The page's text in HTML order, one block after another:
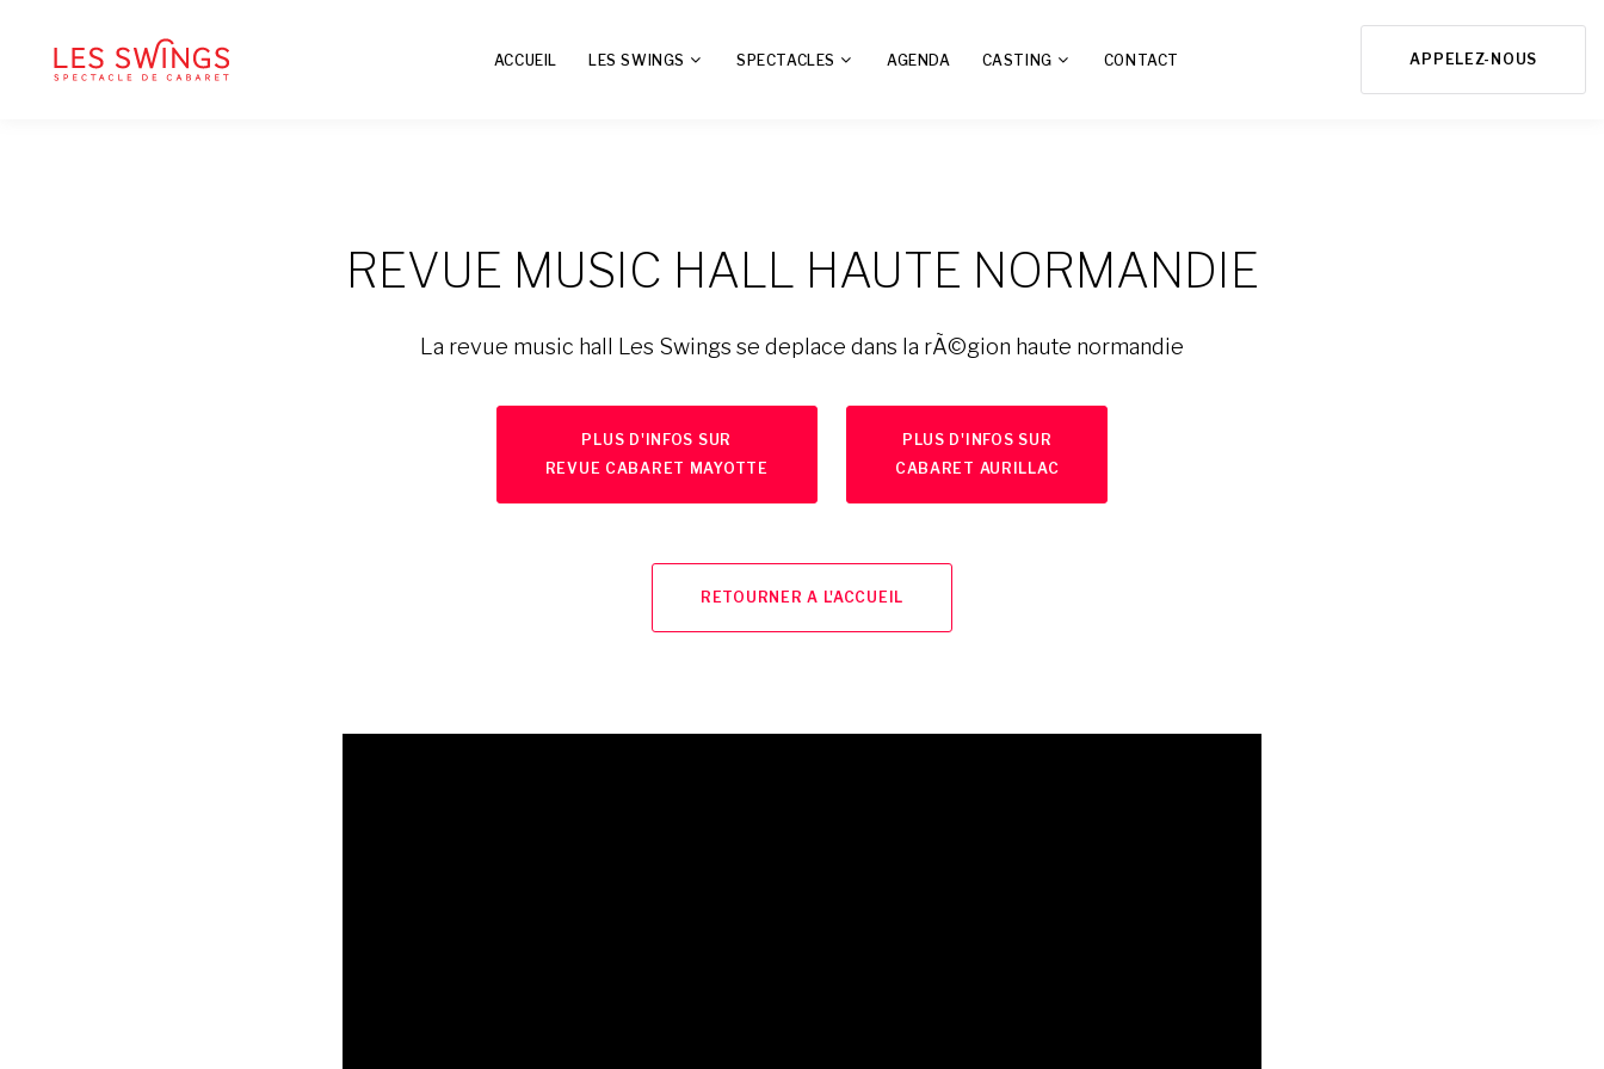
APPELEZ-NOUS
ACCUEIL LES SWINGS SPECTACLES AGENDA CASTING CONTACT
REVUE MUSIC HALL HAUTE NORMANDIE
La revue music hall Les Swings se deplace dans la rÃ©gion haute normandie
PLUS D'INFOS SUR
REVUE CABARET MAYOTTE
PLUS D'INFOS SUR
CABARET AURILLAC
RETOURNER A L'ACCUEIL